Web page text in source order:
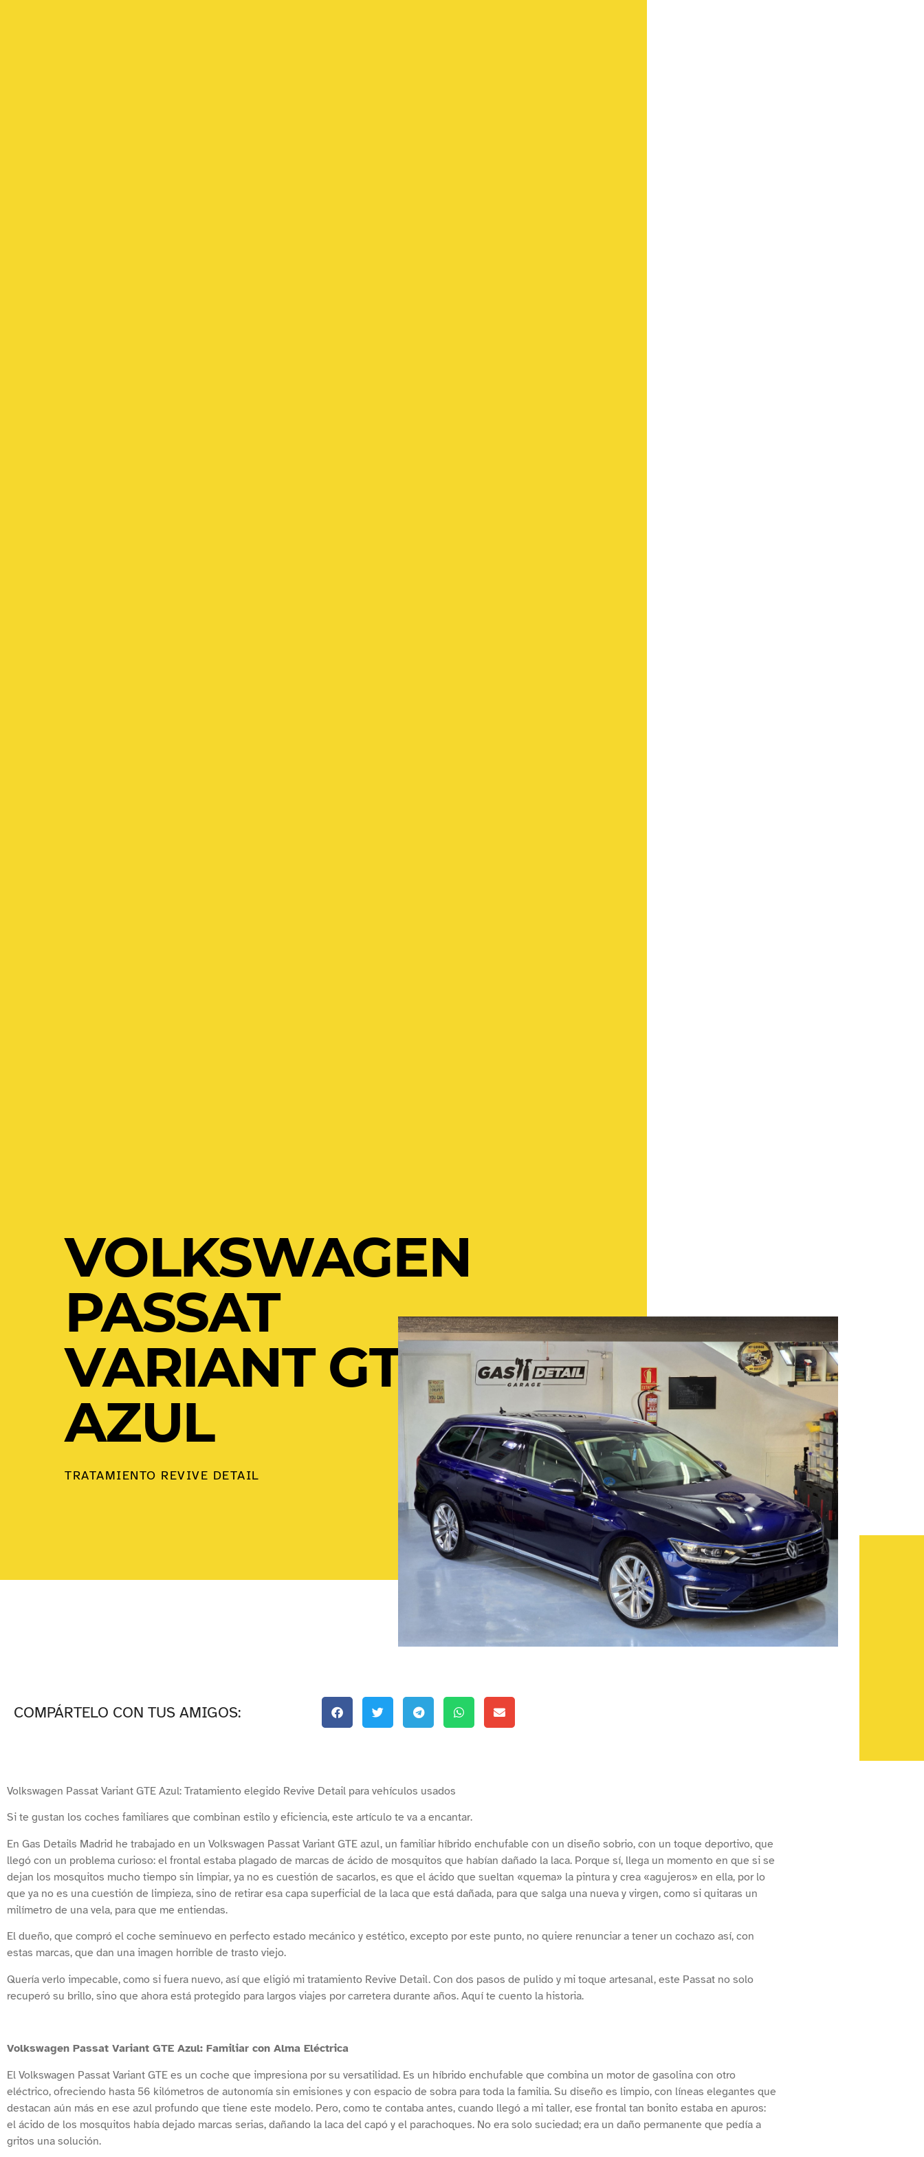
VOLKSWAGEN
PASSAT
VARIANT GTE
AZUL
TRATAMIENTO REVIVE DETAIL
COMPÁRTELO CON TUS AMIGOS:
Volkswagen Passat Variant GTE Azul: Tratamiento elegido Revive Detail para vehículos usados
Si te gustan los coches familiares que combinan estilo y eficiencia, este artículo te va a encantar.
En Gas Details Madrid he trabajado en un Volkswagen Passat Variant GTE azul, un familiar híbrido enchufable con un diseño sobrio, con un toque deportivo, que
llegó con un problema curioso: el frontal estaba plagado de marcas de ácido de mosquitos que habían dañado la laca. Porque sí, llega un momento en que si se
dejan los mosquitos mucho tiempo sin limpiar, ya no es cuestión de sacarlos, es que el ácido que sueltan «quema» la pintura y crea «agujeros» en ella, por lo
que ya no es una cuestión de limpieza, sino de retirar esa capa superficial de la laca que está dañada, para que salga una nueva y virgen, como si quitaras un
milímetro de una vela, para que me entiendas.
El dueño, que compró el coche seminuevo en perfecto estado mecánico y estético, excepto por este punto, no quiere renunciar a tener un cochazo así, con
estas marcas, que dan una imagen horrible de trasto viejo.
Quería verlo impecable, como si fuera nuevo, así que eligió mi tratamiento Revive Detail. Con dos pasos de pulido y mi toque artesanal, este Passat no solo
recuperó su brillo, sino que ahora está protegido para largos viajes por carretera durante años. Aquí te cuento la historia.
Volkswagen Passat Variant GTE Azul: Familiar con Alma Eléctrica
El Volkswagen Passat Variant GTE es un coche que impresiona por su versatilidad. Es un híbrido enchufable que combina un motor de gasolina con otro
eléctrico, ofreciendo hasta 56 kilómetros de autonomía sin emisiones y con espacio de sobra para toda la familia. Su diseño es limpio, con líneas elegantes que
destacan aún más en ese azul profundo que tiene este modelo. Pero, como te contaba antes, cuando llegó a mi taller, ese frontal tan bonito estaba en apuros:
el ácido de los mosquitos había dejado marcas serias, dañando la laca del capó y el parachoques. No era solo suciedad; era un daño permanente que pedía a
gritos una solución.